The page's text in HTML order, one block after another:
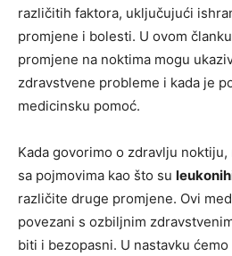
različitih faktora, uključujući
promjene i bolesti. U ovom
promjene na noktima mogu
zdravstvene probleme i kada je
medicinsku pomoć.
Kada govorimo o zdravlju
sa pojmovima kao što su
različite druge promjene. Ovi
povezani s ozbiljnim
biti i bezopasni. U nastavku